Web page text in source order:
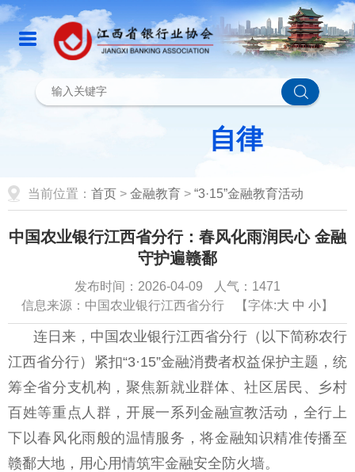
当前位置： 首页 > 金融教育 > “3·15”金融教育活动
中国农业银行江西省分行：春风化雨润民心 金融
守护遍赣鄱
发布时间：2026-04-09
人气：1471
信息来源：中国农业银行江西省分行
【字体:大 中 小】
连日来，中国农业银行江西省分行（以下简称农行
江西省分行）紧扣“3·15”金融消费者权益保护主题，统
筹全省分支机构，聚焦新就业群体、社区居民、乡村
百姓等重点人群，开展一系列金融宣教活动，全行上
下以春风化雨般的温情服务，将金融知识精准传播至
赣鄱大地，用心用情筑牢金融安全防火墙。